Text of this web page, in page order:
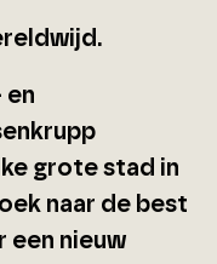
en
grote stad in
naar de best
nieuw